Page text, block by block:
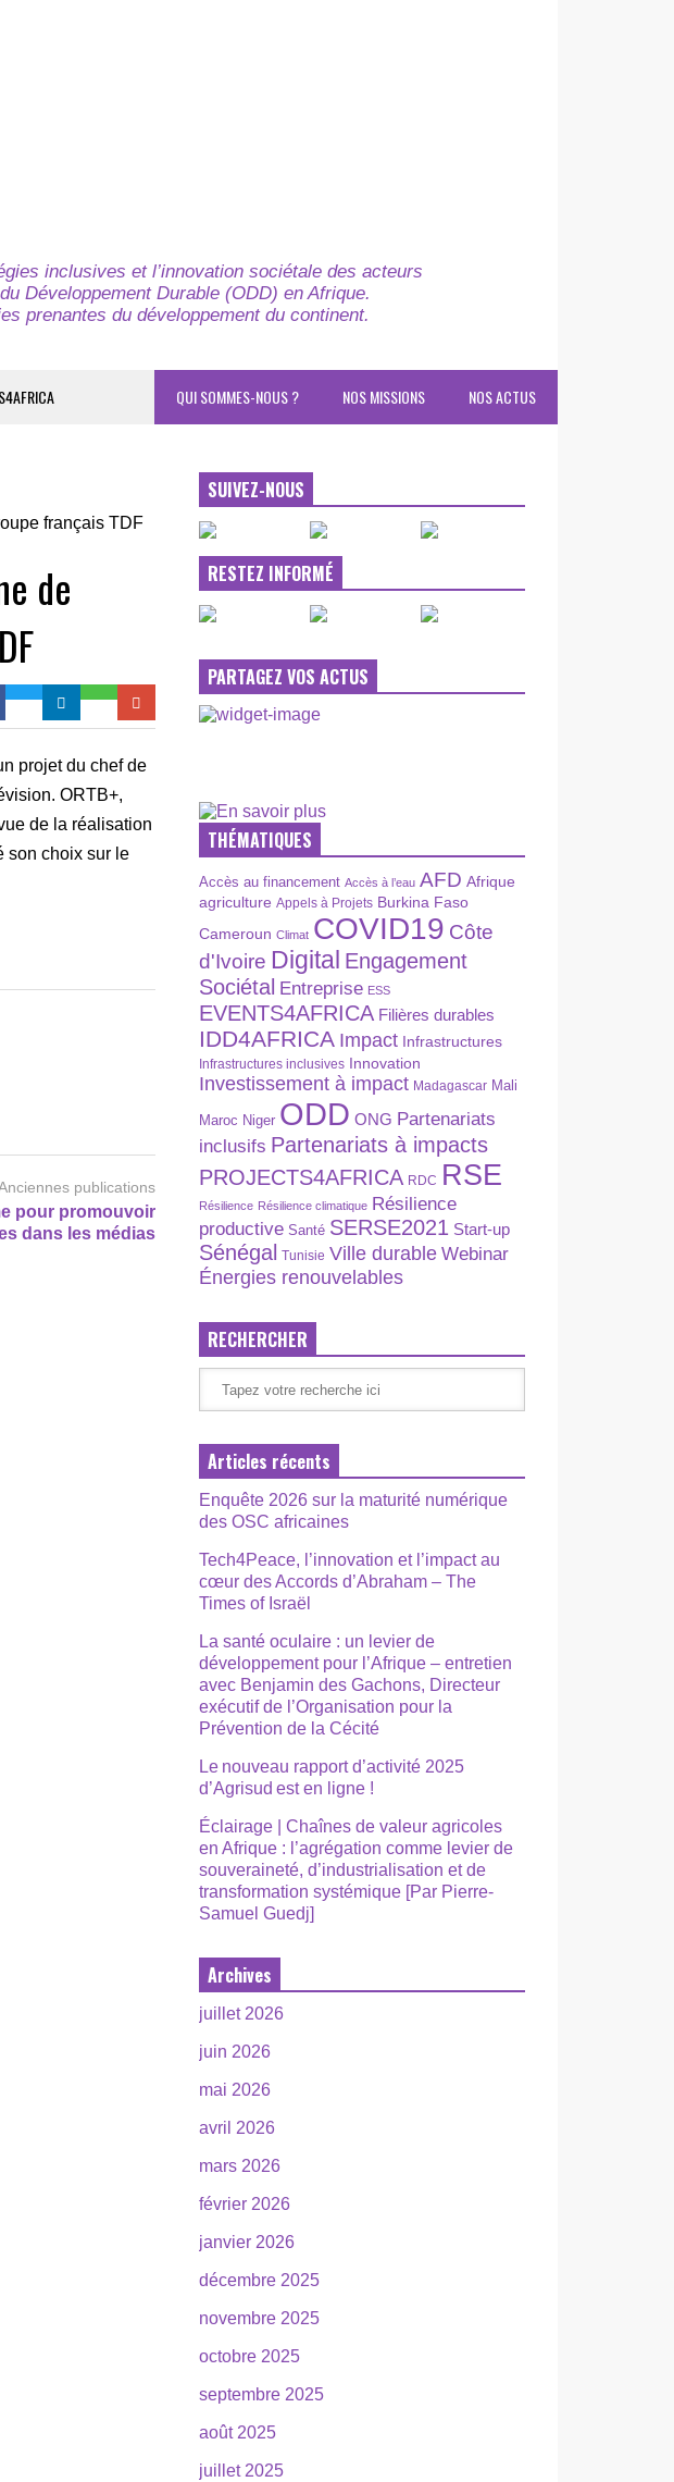
inclusives et l’innovation sociétale des acteurs
Développement Durable (ODD) en Afrique.
prenantes du développement du continent.
NOS ACTUS
NOS MISSIONS
QUI SOMMES-NOUS ?
de
projet du chef de
ORTB+,
de la réalisation
son choix sur le
publications
pour promouvoir
dans les médias
SUIVEZ-NOUS
RESTEZ INFORMÉ
PARTAGEZ VOS ACTUS
THÉMATIQUES
Accès au financement Accès à l’eau AFD Afrique
agriculture Appels à Projets Burkina Faso
Cameroun Climat COVID19 Côte
d'Ivoire Digital Engagement
Sociétal Entreprise ESS
EVENTS4AFRICA Filières durables
IDD4AFRICA Impact Infrastructures
Infrastructures inclusives Innovation
Investissement à impact Madagascar Mali
Maroc Niger ODD ONG Partenariats
inclusifs Partenariats à impacts
PROJECTS4AFRICA RDC RSE
Résilience Résilience climatique Résilience
productive Santé SERSE2021 Start-up
Sénégal Tunisie Ville durable Webinar
Énergies renouvelables
RECHERCHER
Articles récents
Enquête 2026 sur la maturité numérique
des OSC africaines
Tech4Peace, l’innovation et l’impact au
cœur des Accords d’Abraham – The
Times of Israël
La santé oculaire : un levier de
développement pour l’Afrique – entretien
avec Benjamin des Gachons, Directeur
exécutif de l’Organisation pour la
Prévention de la Cécité
Le nouveau rapport d’activité 2025
d’Agrisud est en ligne !
Éclairage | Chaînes de valeur agricoles
en Afrique : l’agrégation comme levier de
souveraineté, d’industrialisation et de
transformation systémique [Par Pierre-
Samuel Guedj]
Archives
juillet 2026
juin 2026
mai 2026
avril 2026
mars 2026
février 2026
janvier 2026
décembre 2025
novembre 2025
octobre 2025
septembre 2025
août 2025
juillet 2025